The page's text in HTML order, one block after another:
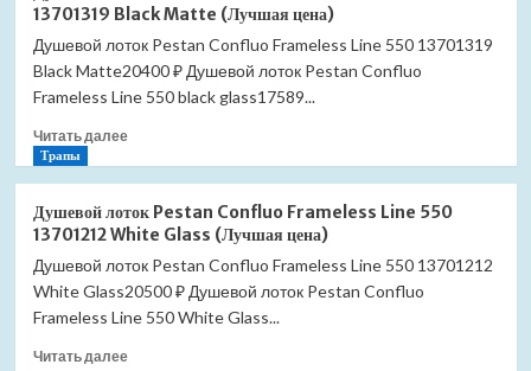
раковины
Viega
366681
с
(Лучшая
13701319 Black Matte (Лучшая цена)
Душевой лоток Pestan Confluo Frameless Line 550 13701319
Black Matte20400 ₽ Душевой лоток Pestan Confluo
Frameless Line 550 black glass17589...
Читать далееПрочитать
лоток
Pestan
Confluo
Frameless
Line
13701319
Трапы
Душевой лоток Pestan Confluo Frameless Line 550
13701212 White Glass (Лучшая цена)
Душевой лоток Pestan Confluo Frameless Line 550 13701212
White Glass20500 ₽ Душевой лоток Pestan Confluo
Frameless Line 550 White Glass...
Читать далееПрочитать